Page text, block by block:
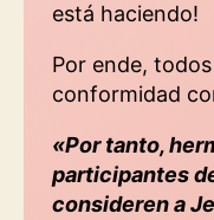
está haciendo!
Por ende,
conformidad
«Por tanto,
participantes
consideren a